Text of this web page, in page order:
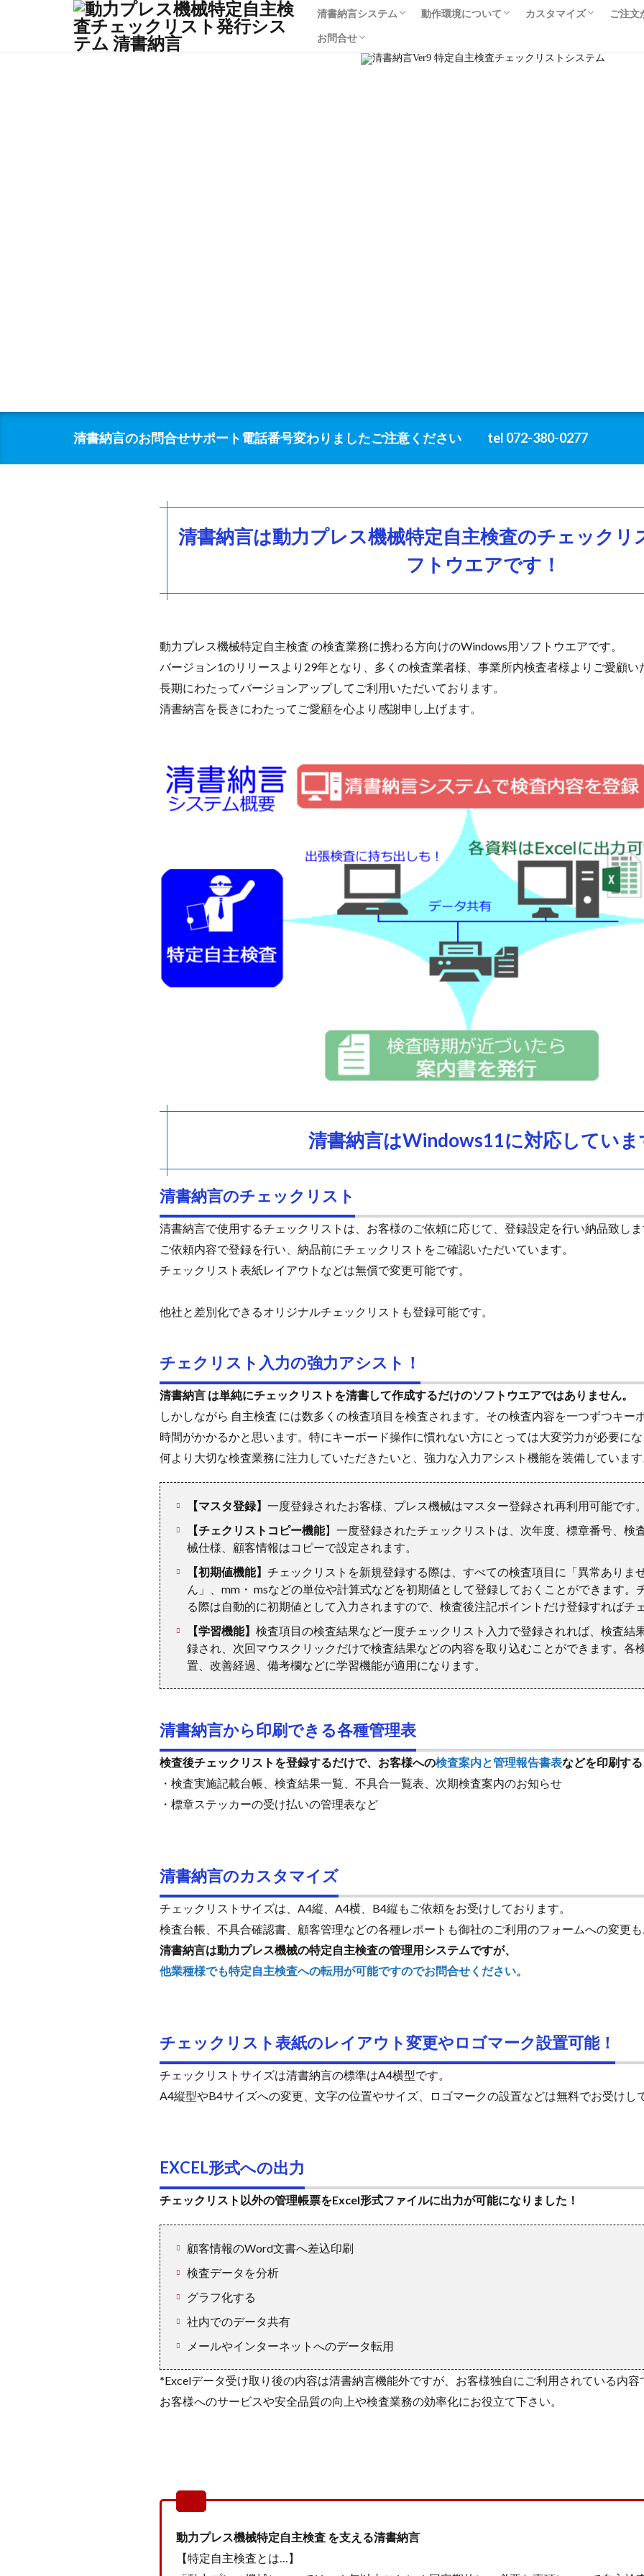
清書納言システム
清書納言の主な機能
検査案内と管理報告書
標章ステッカー管理機能
動作環境について カスタマイズ ご注文
お問合せ
ご購入やカスタマイズのお問合せ
サポート専用お問合せ
清書納言のお問合せサポート電話番号変わりましたご注意ください tel 072-380-0277
清書納言は動力プレス機械特定自主検査のチェックリ
フトウエアです！
動力プレス機械特定自主検査 の検査業務に携わる方向けのWindows用ソフトウエアです。
バージョン1のリリースより29年となり、多くの検査業者様、事業所内検査者様よりご愛顧い
長期にわたってバージョンアップしてご利用いただいております。
清書納言を長きにわたってご愛顧を心より感謝申し上げます。
清書納言はWindows11に対応していま
清書納言のチェックリスト
清書納言で使用するチェックリストは、お客様のご依頼に応じて、登録設定を行い納品致し
ご依頼内容で登録を行い、納品前にチェックリストをご確認いただいています。
チェックリスト表紙レイアウトなどは無償で変更可能です。
他社と差別化できるオリジナルチェックリストも登録可能です。
チェクリスト入力の強力アシスト！
清書納言 は単純にチェックリストを清書して作成するだけのソフトウエアではありません。
しかしながら 自主検査 には数多くの検査項目を検査されます。その検査内容を一つずつキー
時間がかかるかと思います。特にキーボード操作に慣れない方にとっては大変労力が必要に
何より大切な検査業務に注力していただきたいと、強力な入力アシスト機能を装備していま
【マスタ登録】 一度登録されたお客様、プレス機械はマスター登録され再利用可能です
【チェクリストコピー機能】一度登録されたチェックリストは、次年度、標章番号、検
械仕様、顧客情報はコピーで設定されます。
【初期値機能】 チェックリストを新規登録する際は、すべての検査項目に「異常ありま
ん」、mm・ msなどの単位や計算式などを初期値として登録しておくことができます。
る際は自動的に初期値として入力されますので、検査後注記ポイントだけ登録すればチ
【学習機能】 検査項目の検査結果など一度チェックリスト入力で登録されれば、検査結
録され、次回マウスクリックだけで検査結果などの内容を取り込むことができます。各
置、改善経過、備考欄などに学習機能が適用になります。
清書納言から印刷できる各種管理表
検査後チェックリストを登録するだけで、お客様への検査案内と管理報告書表などを印刷す
・検査実施記載台帳、検査結果一覧、不具合一覧表、次期検査案内のお知らせ
・標章ステッカーの受け払いの管理表など
清書納言のカスタマイズ
チェックリストサイズは、A4縦、A4横、B4縦もご依頼をお受けしております。
検査台帳、不具合確認書、顧客管理などの各種レポートも御社のご利用のフォームへの変更
清書納言は動力プレス機械の特定自主検査の管理用システムですが、
他業種様でも特定自主検査への転用が可能ですのでお問合せください。
チェックリスト表紙のレイアウト変更やロゴマーク設置可能！
チェックリストサイズは清書納言の標準はA4横型です。
A4縦型やB4サイズへの変更、文字の位置やサイズ、ロゴマークの設置などは無料でお受けし
EXCEL形式への出力
チェックリスト以外の管理帳票をExcel形式ファイルに出力が可能になりました！
顧客情報のWord文書へ差込印刷
検査データを分析
グラフ化する
社内でのデータ共有
メールやインターネットへのデータ転用
*Excelデータ受け取り後の内容は清書納言機能外ですが、お客様独自にご利用されている内容
お客様へのサービスや安全品質の向上や検査業務の効率化にお役立て下さい。
動力プレス機械特定自主検査 を支える清書納言
【特定自主検査とは…】
清書納言の主な機能
検査案内と管理報告書
標章ステッカー管理機能免責事項
清書納言のサポートについて
不具合対応について
サポート専用お問合せ
カテゴリー